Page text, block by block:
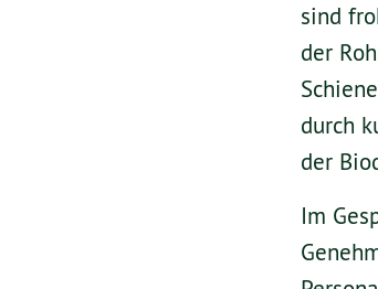
sind
der
durch
der
Im